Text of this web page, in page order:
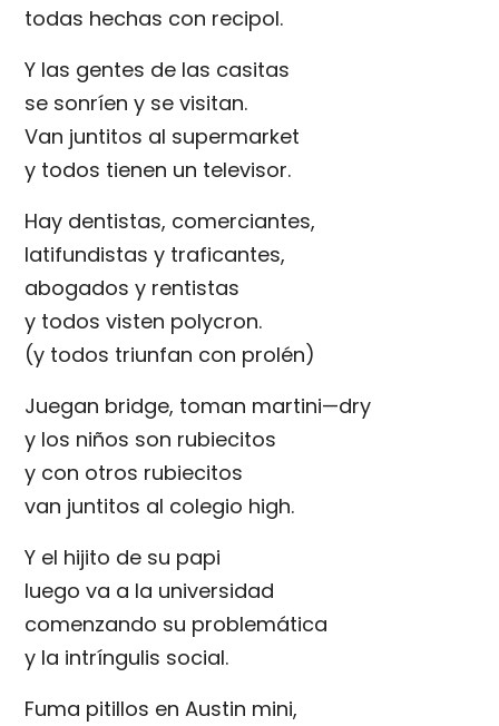
todas hechas con recipol.
Y las gentes de las casitas
se sonríen y se visitan.
Van juntitos al supermarket
y todos tienen un televisor.
Hay dentistas, comerciantes,
latifundistas y traficantes,
abogados y rentistas
y todos visten polycron.
(y todos triunfan con prolén)
Juegan bridge, toman martini—dry
y los niños son rubiecitos
y con otros rubiecitos
van juntitos al colegio high.
Y el hijito de su papi
luego va a la universidad
comenzando su problemática
y la intríngulis social.
Fuma pitillos en Austin mini,